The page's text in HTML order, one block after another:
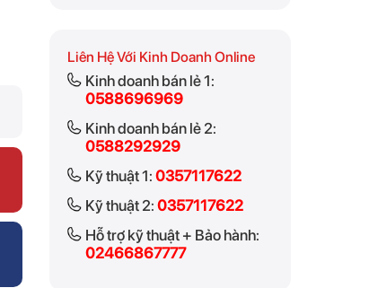
Liên Hệ Với Kinh Doanh Online
Kinh doanh bán lẻ 1:
0588696969
Kinh doanh bán lẻ 2:
0588292929
Kỹ thuật 1:0357117622
Kỹ thuật 2:0357117622
Hỗ trợ kỹ thuật + Bảo hành:
02466867777